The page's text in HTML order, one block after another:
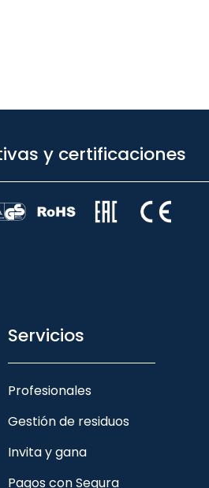
y certificaciones
Servicios
Profesionales
Gestión de residuos
Invita y gana
Pagos con Sequra